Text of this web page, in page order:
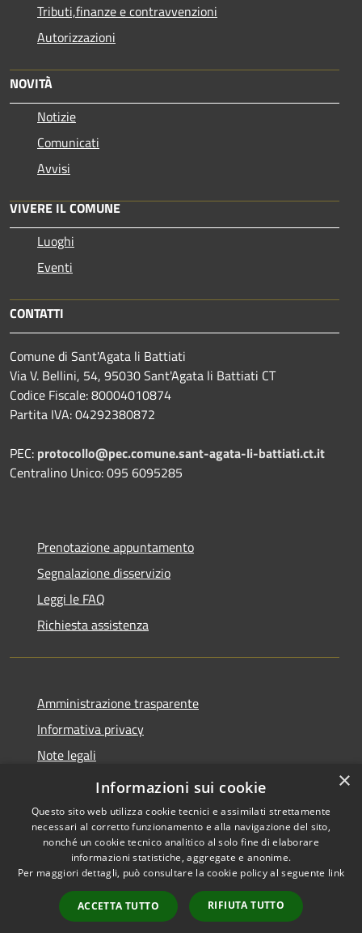
Tributi,finanze e contravvenzioni
Autorizzazioni
NOVITÀ
Notizie
Comunicati
Avvisi
VIVERE IL COMUNE
Luoghi
Eventi
CONTATTI
Comune di Sant'Agata li Battiati
Via V. Bellini, 54, 95030 Sant'Agata li Battiati CT
Codice Fiscale: 80004010874
Partita IVA: 04292380872
PEC: protocollo@pec.comune.sant-agata-li-battiati.ct.it
Centralino Unico: 095 6095285
Prenotazione appuntamento
Segnalazione disservizio
Leggi le FAQ
Richiesta assistenza
Amministrazione trasparente
Informativa privacy
Note legali
Dichiarazione di accessibilità
Accessibilità
Copyright © 2026 • Comune di
Sant'Agata Li Battiati •
Powered byMunicipium
Accesso redazione
×
Informazioni sui cookie
Questo sito web utilizza cookie tecnici e assimilati strettamente
necessari al corretto funzionamento e alla navigazione del sito,
nonché un cookie tecnico analitico al solo fine di elaborare
informazioni statistiche, aggregate e anonime.
Per maggiori dettagli, può consultare la cookie policy al seguente link
ACCETTA TUTTO RIFIUTA TUTTO